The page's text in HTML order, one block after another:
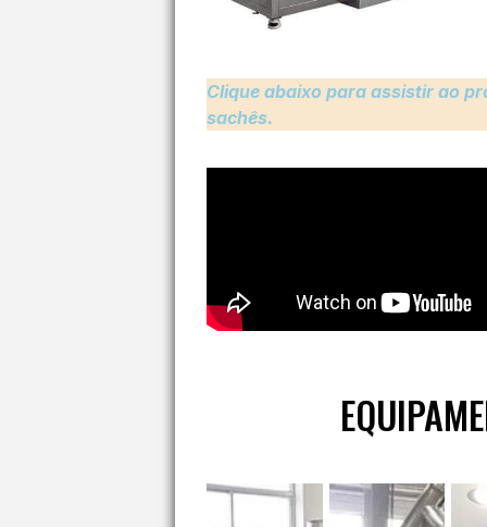
Clique abaixo para assistir ao
sachês.